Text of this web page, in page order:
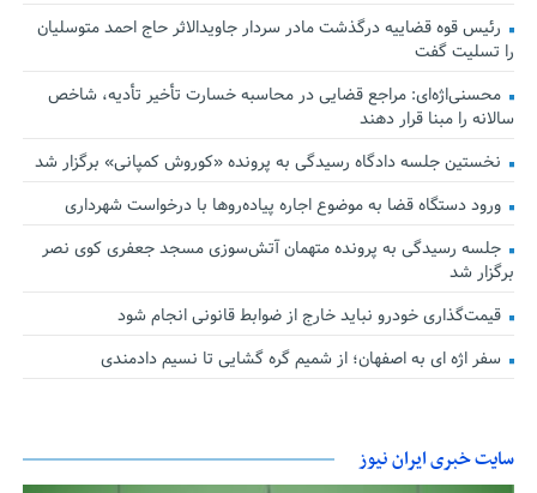
رئیس قوه قضاییه درگذشت مادر سردار جاویدالاثر حاج احمد متوسلیان
را تسلیت گفت
محسنی‌اژه‌ای: مراجع قضایی در محاسبه خسارت تأخیر تأدیه، شاخص
سالانه را مبنا قرار دهند
نخستین جلسه دادگاه رسیدگی به پرونده «کوروش کمپانی» برگزار شد
ورود دستگاه قضا به موضوع اجاره پیاده‌روها با درخواست شهرداری
جلسه رسیدگی به پرونده متهمان آتش‌سوزی مسجد جعفری کوی نصر
برگزار شد
قیمت‌گذاری خودرو نباید خارج از ضوابط قانونی انجام شود
سفر اژه ای به اصفهان؛ از شمیم گره گشایی تا نسیم دادمندی
سایت خبری ایران نیوز